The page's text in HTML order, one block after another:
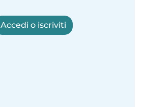
Accedi o iscriviti